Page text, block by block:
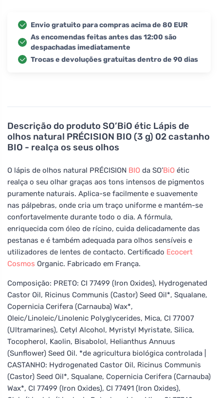
Descrição do produto SO’BiO étic Lápis de
olhos natural PRÉCISION BIO (3 g) 02 castanho
BIO - realça os seus olhos
O lápis de olhos natural PRÉCISION BIO da SO’BiO étic
realça o seu olhar graças aos tons intensos de pigmentos
puramente naturais. Aplica-se facilmente e suavemente
nas pálpebras, onde cria um traço uniforme e mantém-se
confortavelmente durante todo o dia. A fórmula,
enriquecida com óleo de rícino, cuida delicadamente das
pestanas e é também adequada para olhos sensíveis e
utilizadores de lentes de contacto. Certificado Ecocert
Cosmos Organic. Fabricado em França.
Composição: PRETO: CI 77499 (Iron Oxides), Hydrogenated
Castor Oil, Ricinus Communis (Castor) Seed Oil*, Squalane,
Copernicia Cerifera (Carnauba) Wax*,
Oleic/Linoleic/Linolenic Polyglycerides, Mica, CI 77007
(Ultramarines), Cetyl Alcohol, Myristyl Myristate, Silica,
Tocopherol, Kaolin, Bisabolol, Helianthus Annuus
(Sunflower) Seed Oil. *de agricultura biológica controlada |
CASTANHO: Hydrogenated Castor Oil, Ricinus Communis
(Castor) Seed Oil*, Squalane, Copernicia Cerifera (Carnauba)
Wax*, CI 77499 (Iron Oxides), CI 77491 (Iron Oxides),
Envio gratuito para compras acima de 80 EUR
As encomendas feitas antes das 12:00 são
despachadas imediatamente
Trocas e devoluções gratuitas dentro de 90 dias